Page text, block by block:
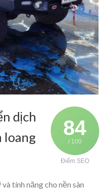
84
/ 100
Điểm SEO
dịch
loang
tính năng cho nền sàn